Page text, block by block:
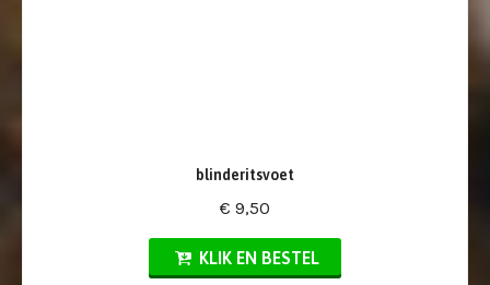
blinderitsvoet
€ 9,50
KLIK EN BESTEL